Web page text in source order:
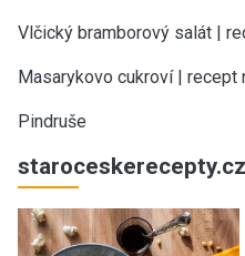
Vlčický bramborový salát |
Masarykovo cukroví | recept
Pindruše
staroceskerecepty.cz